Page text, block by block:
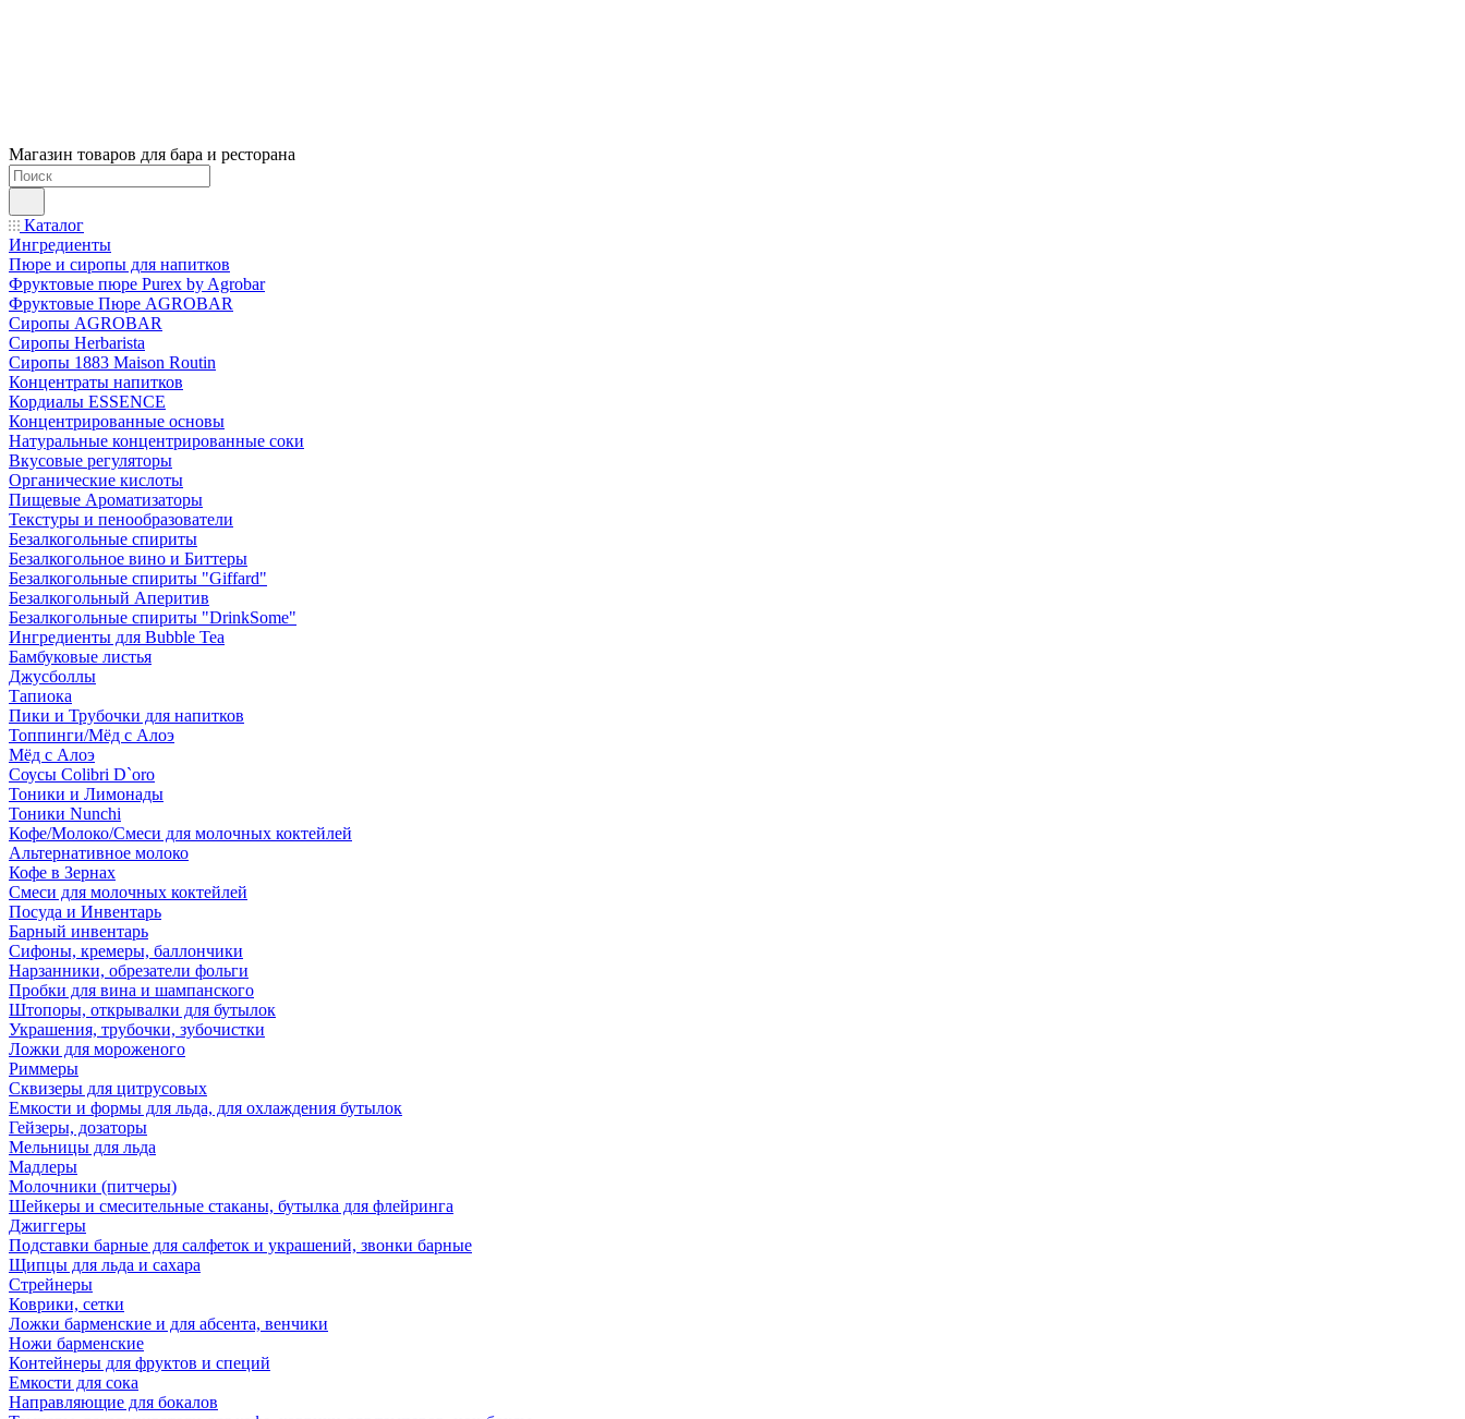
Магазин товаров для бара и ресторана
Каталог
Ингредиенты
Пюре и сиропы для напитков
Фруктовые пюре Purex by Agrobar
Фруктовые Пюре AGROBAR
Сиропы AGROBAR
Сиропы Herbarista
Сиропы 1883 Maison Routin
Концентраты напитков
Кордиалы ESSENCE
Концентрированные основы
Натуральные концентрированные соки
Вкусовые регуляторы
Органические кислоты
Пищевые Ароматизаторы
Текстуры и пенообразователи
Безалкогольные спириты
Безалкогольное вино и Биттеры
Безалкогольные спириты "Giffard"
Безалкогольный Аперитив
Безалкогольные спириты "DrinkSome"
Ингредиенты для Bubble Tea
Бамбуковые листья
Джусболлы
Тапиока
Пики и Трубочки для напитков
Топпинги/Мёд с Алоэ
Мёд с Алоэ
Соусы Colibri D`oro
Тоники и Лимонады
Тоники Nunchi
Кофе/Молоко/Смеси для молочных коктейлей
Альтернативное молоко
Кофе в Зернах
Смеси для молочных коктейлей
Посуда и Инвентарь
Барный инвентарь
Сифоны, кремеры, баллончики
Нарзанники, обрезатели фольги
Пробки для вина и шампанского
Штопоры, открывалки для бутылок
Украшения, трубочки, зубочистки
Ложки для мороженого
Риммеры
Сквизеры для цитрусовых
Емкости и формы для льда, для охлаждения бутылок
Гейзеры, дозаторы
Мельницы для льда
Мадлеры
Молочники (питчеры)
Шейкеры и смесительные стаканы, бутылка для флейринга
Джиггеры
Подставки барные для салфеток и украшений, звонки барные
Щипцы для льда и сахара
Стрейнеры
Коврики, сетки
Ложки барменские и для абсента, венчики
Ножи барменские
Контейнеры для фруктов и специй
Емкости для сока
Направляющие для бокалов